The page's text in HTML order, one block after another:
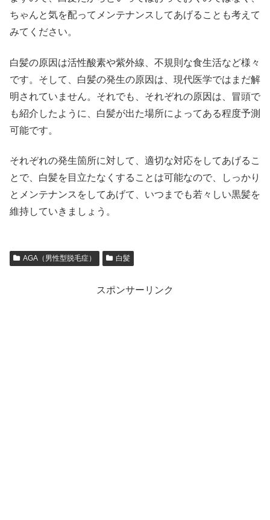
ちゃんと気を配ってメンテナンスしてあげることも考えて
みてください。
白髪の原因は活性酸素や紫外線、不規則な食生活など様々
です。そして、白髪の発生の原因は、現代医学ではまだ解
明されていません。それでも、それぞれの原因は、冒頭で
も紹介したように、白髪が出た場所によってある程度予測
可能です。
それぞれの発生箇所に対して、適切な対応をしてあげるこ
とで、白髪を目立たなくすることは可能なので、しっかり
とメンテナンスをしてあげて、いつまでも若々しい黒髪を
維持していきましょう。
AGA（男性型脱毛症） 白髪
スポンサーリンク